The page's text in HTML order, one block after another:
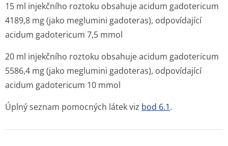
15 ml injekčního roztoku obsahuje acidum gadotericum
4189,8 mg (jako meglumini gadoteras), odpovídající
acidum gadotericum 7,5 mmol
20 ml injekčního roztoku obsahuje acidum gadotericum
5586,4 mg (jako meglumini gadoteras), odpovídající
acidum gadotericum 10 mmol
Úplný seznam pomocných látek viz bod 6.1.